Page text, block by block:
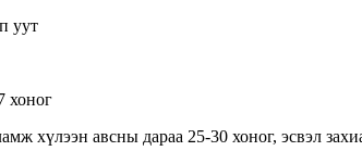
уут
хоног
хүлээн авсны дараа 25-30 хоног, эсвэл